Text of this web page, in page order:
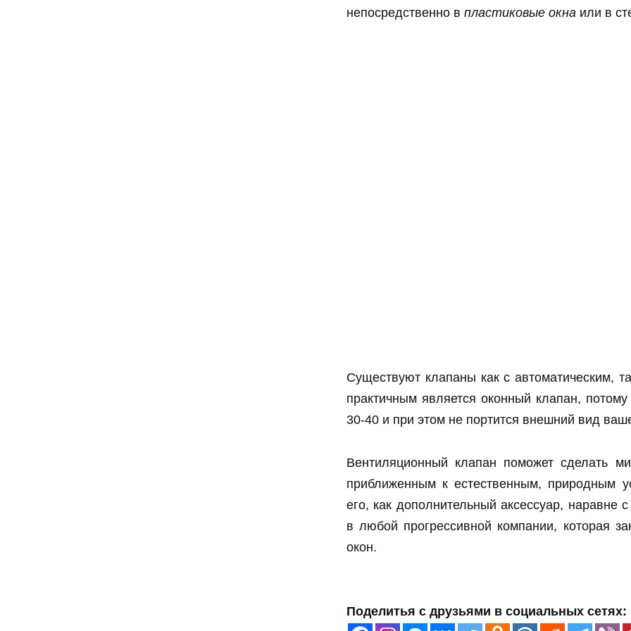
непосредственно в пластиковые окна или в
Существуют клапаны как с автоматическим,
практичным является оконный клапан,
30-40 и при этом не портится внешний вид
Вентиляционный клапан поможет сделать
приближенным к естественным, природным
его, как дополнительный аксессуар, наравне
в любой прогрессивной компании, которая
окон.
Поделитья с друзьями в социальных сетях: